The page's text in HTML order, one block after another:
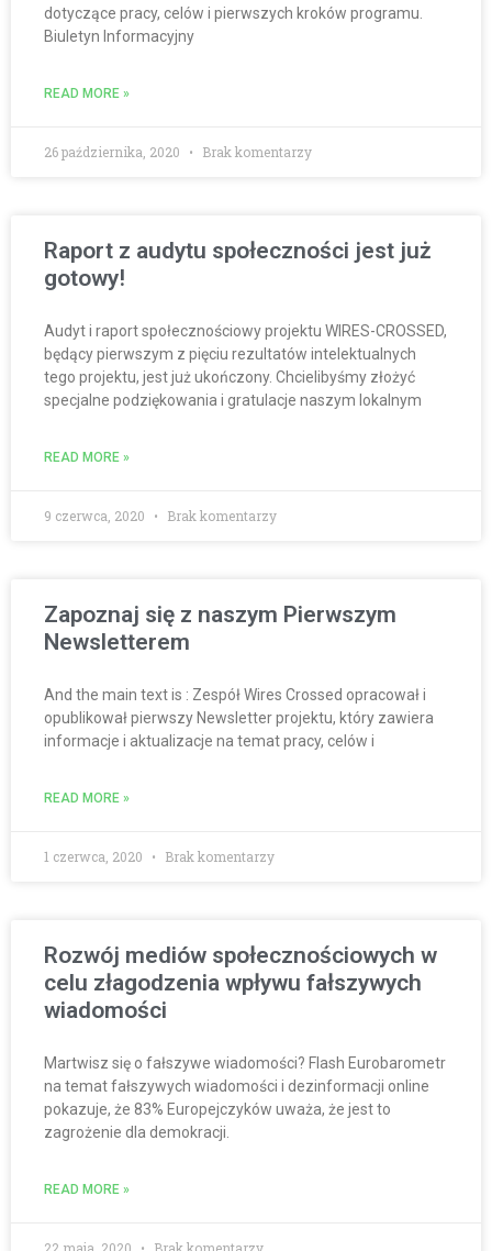
dotyczące pracy, celów i pierwszych kroków programu.
Biuletyn Informacyjny
READ MORE »
26 października, 2020 Brak komentarzy
Raport z audytu społeczności jest już
gotowy!
Audyt i raport społecznościowy projektu WIRES-CROSSED,
będący pierwszym z pięciu rezultatów intelektualnych
tego projektu, jest już ukończony. Chcielibyśmy złożyć
specjalne podziękowania i gratulacje naszym lokalnym
READ MORE »
9 czerwca, 2020 Brak komentarzy
Zapoznaj się z naszym Pierwszym
Newsletterem
And the main text is : Zespół Wires Crossed opracował i
opublikował pierwszy Newsletter projektu, który zawiera
informacje i aktualizacje na temat pracy, celów i
READ MORE »
1 czerwca, 2020 Brak komentarzy
Rozwój mediów społecznościowych w
celu złagodzenia wpływu fałszywych
wiadomości
Martwisz się o fałszywe wiadomości? Flash Eurobarometr
na temat fałszywych wiadomości i dezinformacji online
pokazuje, że 83% Europejczyków uważa, że jest to
zagrożenie dla demokracji.
READ MORE »